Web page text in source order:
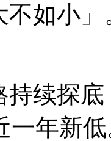
不如小」
持续探
一年新